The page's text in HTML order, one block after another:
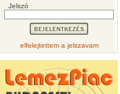
Jelszó
elfelejtettem a jelszavam